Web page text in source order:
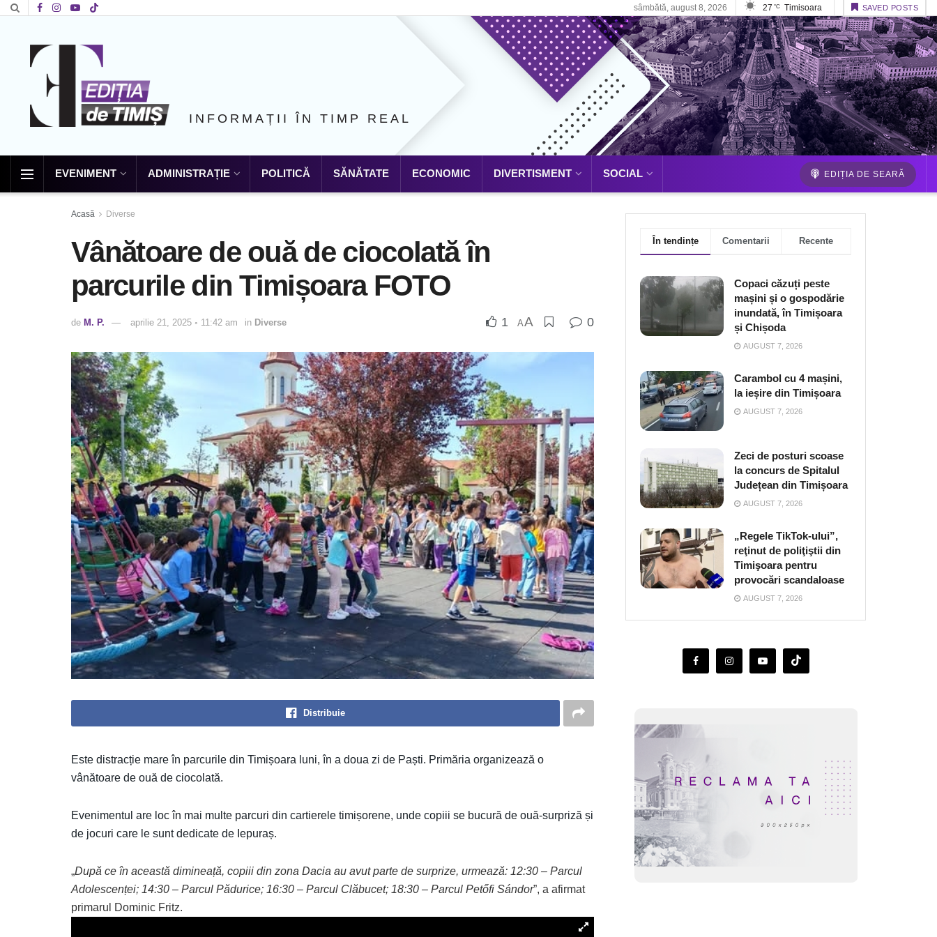
sâmbătă, august 8, 2026 27 °C Timisoara SAVED POSTS
INFORMAȚII ÎN TIMP REAL
EVENIMENT ADMINISTRAȚIE POLITICĂ SĂNĂTATE ECONOMIC DIVERTISMENT SOCIAL EDIȚIA DE SEARĂ
Acasă Diverse
Vânătoare de ouă de ciocolată în
parcurile din Timișoara FOTO
de M. P. aprilie 21, 2025 ◦ 11:42 am in Diverse 1 AA 0
Distribuie
Este distracție mare în parcurile din Timișoara luni, în a doua zi de Paști. Primăria organizează o
vânătoare de ouă de ciocolată.
Evenimentul are loc în mai multe parcuri din cartierele timișorene, unde copiii se bucură de ouă-surpriză și
de jocuri care le sunt dedicate de Iepuraș.
„După ce în această dimineață, copiii din zona Dacia au avut parte de surprize, urmează: 12:30 – Parcul
Adolescenței; 14:30 – Parcul Pădurice; 16:30 – Parcul Clăbucet; 18:30 – Parcul Petőfi Sándor”, a afirmat
primarul Dominic Fritz.
În tendințe Comentarii Recente
Copaci căzuți peste
mașini și o gospodărie
inundată, în Timișoara
și Chișoda
AUGUST 7, 2026
Carambol cu 4 mașini,
la ieșire din Timișoara
AUGUST 7, 2026
Zeci de posturi scoase
la concurs de Spitalul
Județean din Timișoara
AUGUST 7, 2026
„Regele TikTok-ului”,
reţinut de poliţiştii din
Timişoara pentru
provocări scandaloase
AUGUST 7, 2026